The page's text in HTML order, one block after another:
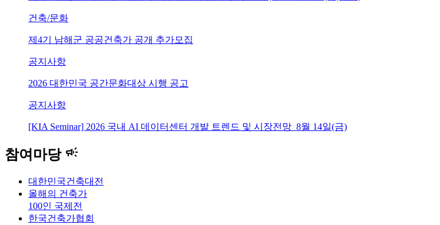
건축/문화
제4기 남해군 공공건축가 공개 추가모집
공지사항
2026 대한민국 공간문화대상 시행 공고
공지사항
[KIA Seminar] 2026 국내 AI 데이터센터 개발 트렌드 및 시장전망_8월 14일(금)
참여마당 campaign
대한민국건축대전
올해의 건축가
100인 국제전
한국건축가협회